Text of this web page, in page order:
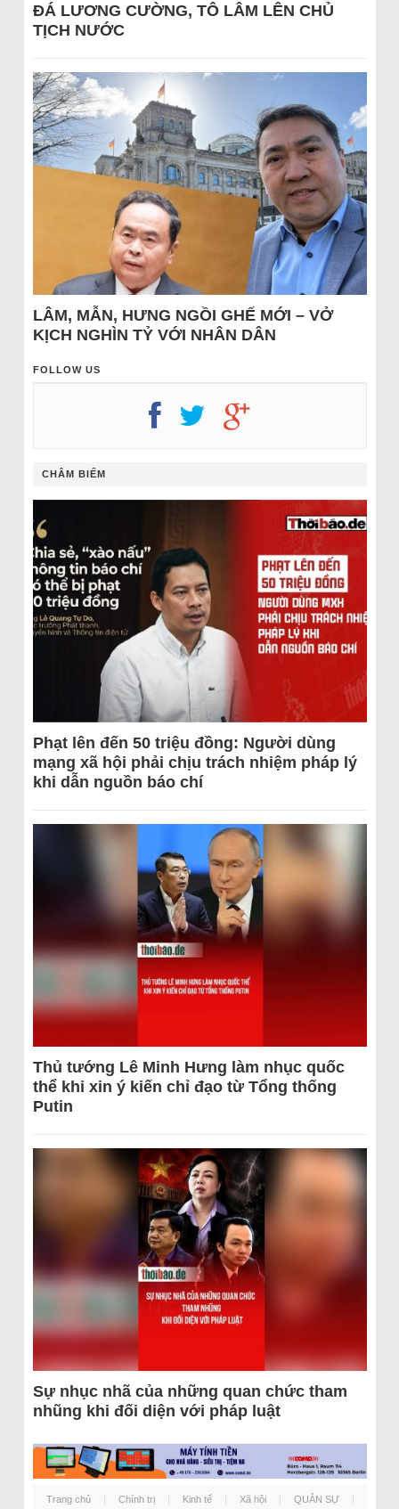
ĐÁ LƯƠNG CƯỜNG, TÔ LÂM LÊN CHỦ
TỊCH NƯỚC
LÂM, MẪN, HƯNG NGỒI GHẾ MỚI – VỞ
KỊCH NGHÌN TỶ VỚI NHÂN DÂN
FOLLOW US
CHÂM BIẾM
Phạt lên đến 50 triệu đồng: Người dùng
mạng xã hội phải chịu trách nhiệm pháp lý
khi dẫn nguồn báo chí
Thủ tướng Lê Minh Hưng làm nhục quốc
thể khi xin ý kiến chỉ đạo từ Tổng thống
Putin
Sự nhục nhã của những quan chức tham
nhũng khi đối diện với pháp luật
Trang chủ Chính trị Kinh tế Xã hội QUÂN SỰ